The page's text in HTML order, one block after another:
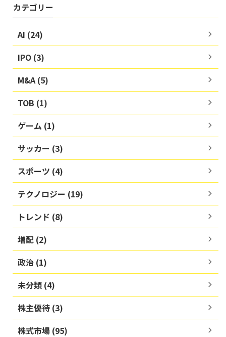
カテゴリー
AI (24)
IPO (3)
M&A (5)
TOB (1)
ゲーム (1)
サッカー (3)
スポーツ (4)
テクノロジー (19)
トレンド (8)
増配 (2)
政治 (1)
未分類 (4)
株主優待 (3)
株式市場 (95)